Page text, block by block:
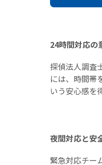
24時間対応の
探偵法人調査
には、時間帯
いう安心感を
夜間対応と安
緊急対応チー